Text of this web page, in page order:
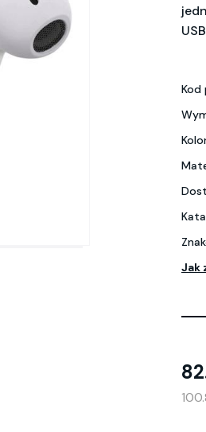
USB
Kod
Jak